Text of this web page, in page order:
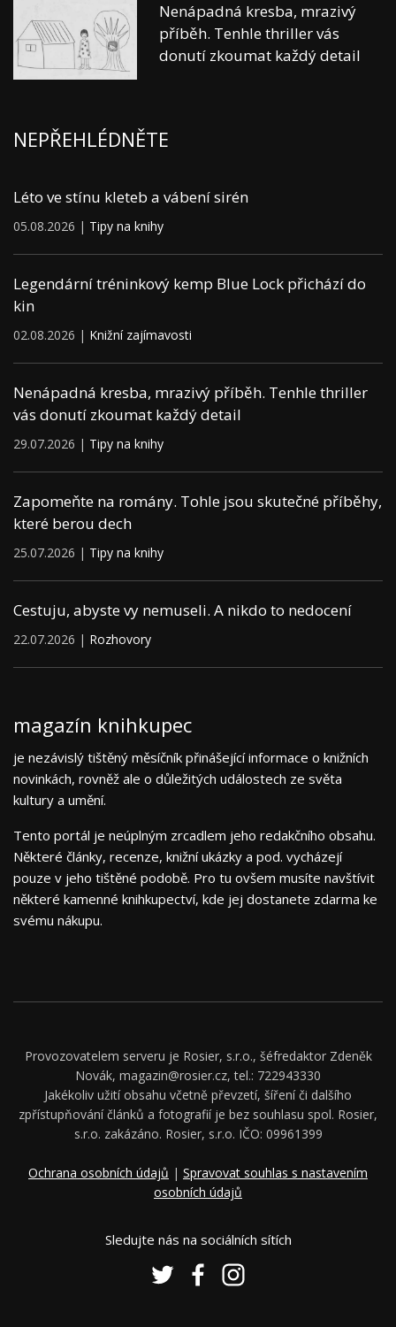
Nenápadná kresba, mrazivý
příběh. Tenhle thriller vás
donutí zkoumat každý detail
NEPŘEHLÉDNĚTE
Léto ve stínu kleteb a vábení sirén
05.08.2026 | Tipy na knihy
Legendární tréninkový kemp Blue Lock přichází do
kin
02.08.2026 | Knižní zajímavosti
Nenápadná kresba, mrazivý příběh. Tenhle thriller
vás donutí zkoumat každý detail
29.07.2026 | Tipy na knihy
Zapomeňte na romány. Tohle jsou skutečné příběhy,
které berou dech
25.07.2026 | Tipy na knihy
Cestuju, abyste vy nemuseli. A nikdo to nedocení
22.07.2026 | Rozhovory
magazín knihkupec
je nezávislý tištěný měsíčník přinášející informace o knižních
novinkách, rovněž ale o důležitých událostech ze světa
kultury a umění.
Tento portál je neúplným zrcadlem jeho redakčního obsahu.
Některé články, recenze, knižní ukázky a pod. vycházejí
pouze v jeho tištěné podobě. Pro tu ovšem musíte navštívit
některé kamenné knihkupectví, kde jej dostanete zdarma ke
svému nákupu.
Provozovatelem serveru je Rosier, s.r.o., šéfredaktor Zdeněk
Novák, magazin@rosier.cz, tel.: 722943330
Jakékoliv užití obsahu včetně převzetí, šíření či dalšího
zpřístupňování článků a fotografií je bez souhlasu spol. Rosier,
s.r.o. zakázáno. Rosier, s.r.o. IČO: 09961399
Ochrana osobních údajů | Spravovat souhlas s nastavením
osobních údajů
Sledujte nás na sociálních sítích